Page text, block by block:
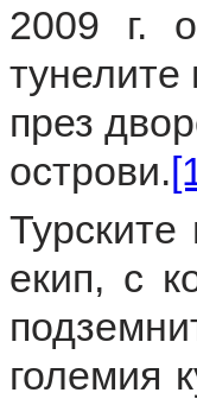
2009 г.
през
острови.
екип, с
големия